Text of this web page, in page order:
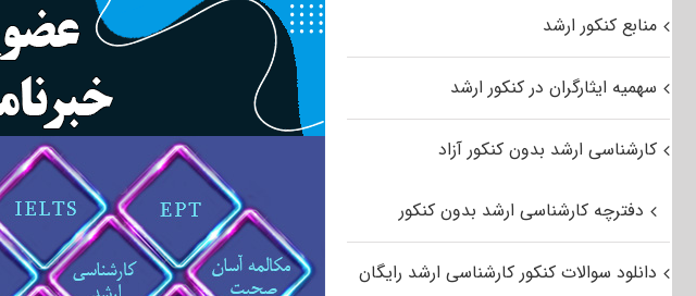
منابع کنکور ارشد
سهمیه ایثارگران در کنکور ارشد
کارشناسی ارشد بدون کنکور آزاد
دفترچه کارشناسی ارشد بدون کنکور
دانلود سوالات کنکور کارشناسی ارشد رایگان